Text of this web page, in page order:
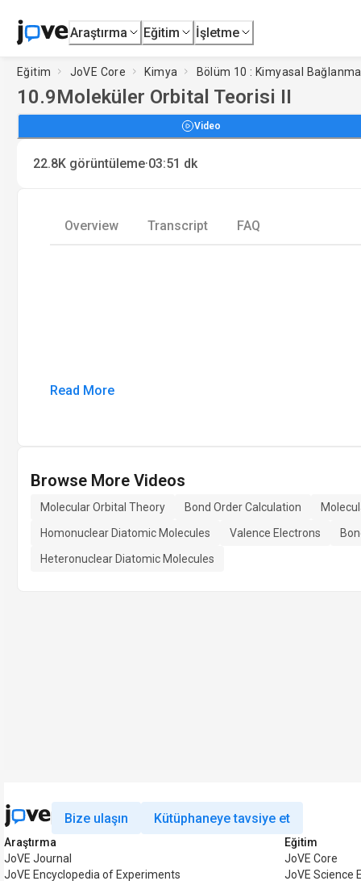
Araştırma Eğitim İşletme
Eğitim JoVE Core Kimya Bölüm 10 : Kimyasal
10.9Moleküler Orbital Teorisi II
Video
22.8K görüntüleme·03:51 dk
Overview Transcript FAQ
Read More
Browse More Videos
Molecular Orbital Theory Bond Order Calculation
Homonuclear Diatomic Molecules
Valence Electrons
Heteronuclear Diatomic Molecules
Bize ulaşın Kütüphaneye tavsiye et
Araştırma
JoVE Journal
JoVE Encyclopedia of Experiments
Eğitim
JoVE Core
JoVE Science